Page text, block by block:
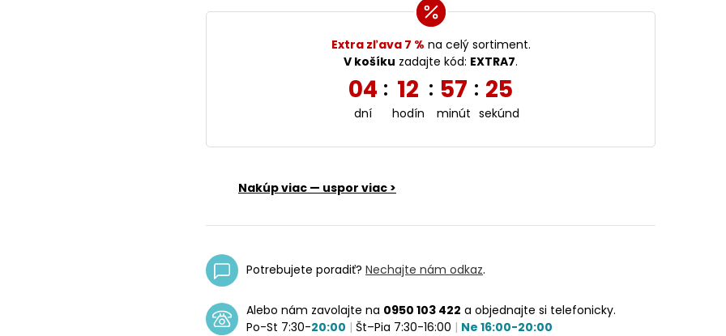
Extra zľava 7 % na celý sortiment.
V košíku zadajte kód: EXTRA7.
04
dní
: 12
hodín
: 57
minút
: 25
sekúnd
Nakúp viac — uspor viac >
Potrebujete poradiť? Nechajte nám odkaz.
Alebo nám zavolajte na 0950 103 422 a objednajte si telefonicky.
Po-St 7:30-20:00 | Št–Pia 7:30-16:00 | Ne 16:00-20:00